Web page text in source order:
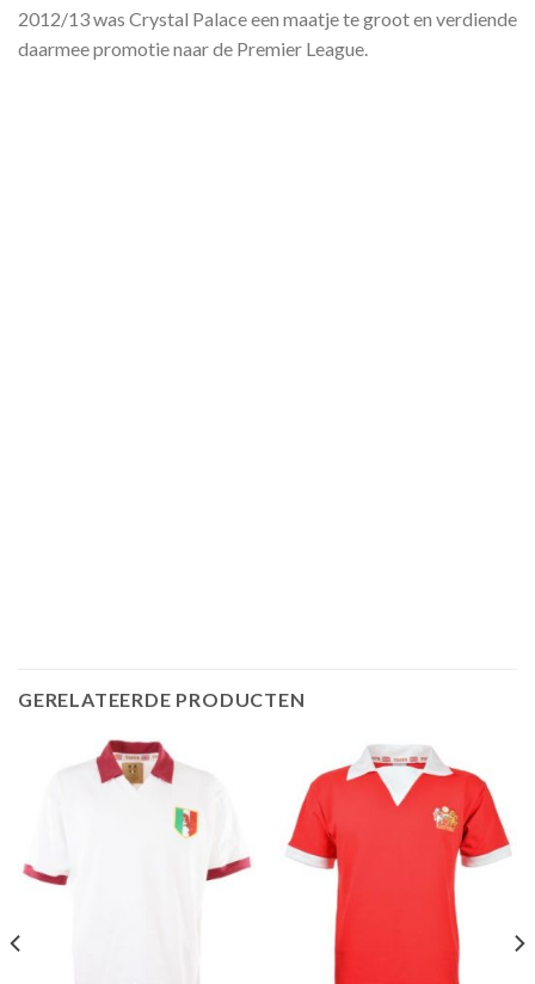
2012/13 was Crystal Palace een maatje te groot en verdiende
daarmee promotie naar de Premier League.
GERELATEERDE PRODUCTEN